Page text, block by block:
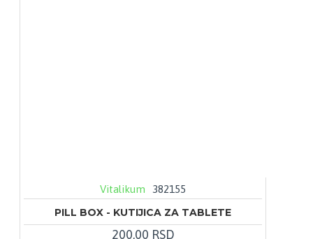
Vitalikum 382155
PILL BOX - KUTIJICA ZA TABLETE
200,00 RSD